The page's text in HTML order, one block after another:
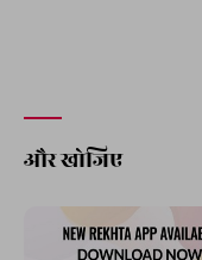
और खोजिए